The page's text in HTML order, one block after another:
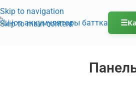
Skip to navigation
Skip to main content
☰